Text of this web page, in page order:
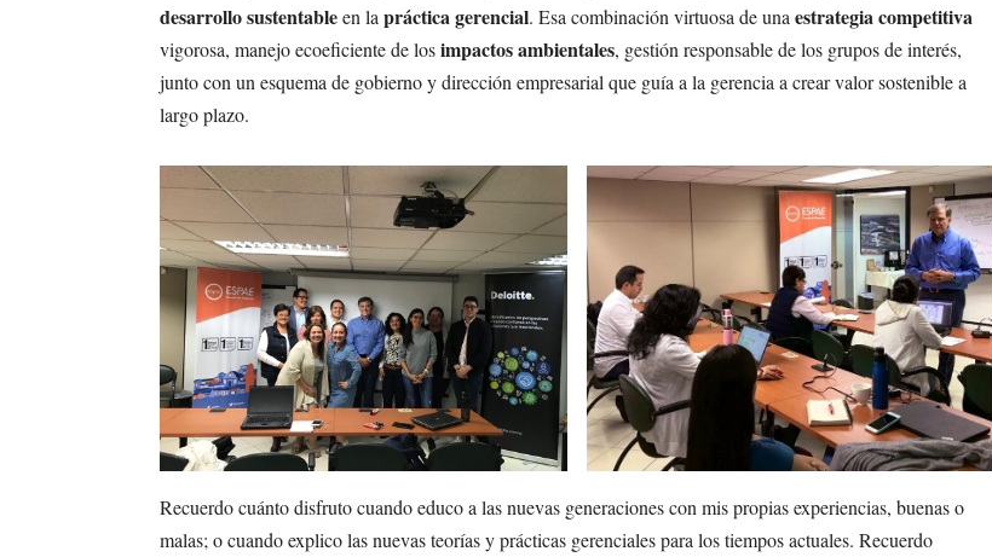
desarrollo sustentableen la práctica gerencial. Esa combinación virtuosa de una estrategia competitiva
vigorosa, manejo ecoeficiente de losimpactos ambientales, gestión responsable de los grupos de interés,
junto con un esquema de gobierno y dirección empresarial que guía a la gerencia a crear valor sostenible a
largo plazo.
Recuerdo cuánto disfruto cuando educo a las nuevas generaciones con mis propias experiencias, buenas o
malas; o cuando explico las nuevas teorías y prácticas gerenciales para los tiempos actuales. Recuerdo